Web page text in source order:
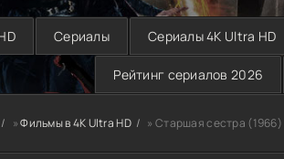
Сериалы Сериалы 4K Ultra HD
Рейтинг сериалов 2026
»Фильмы в 4K Ultra HD » Старшая сестра (1966)